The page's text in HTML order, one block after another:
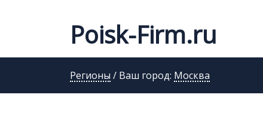
Poisk-Firm.ru
Регионы / Ваш город: Москва